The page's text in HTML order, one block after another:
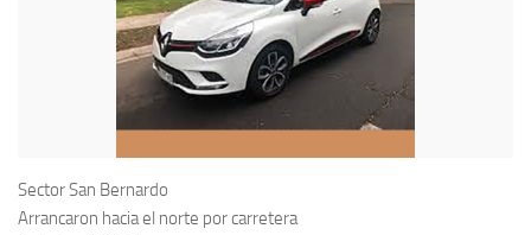
Sector San Bernardo
Arrancaron hacia el norte por carretera